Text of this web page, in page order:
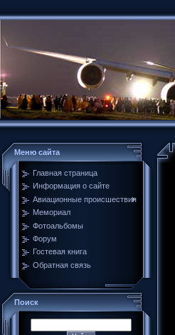
Меню сайта
Главная страница
Информация о сайте
Авиационные происшествия
Мемориал
Фотоальбомы
Форум
Гостевая книга
Обратная связь
Поиск